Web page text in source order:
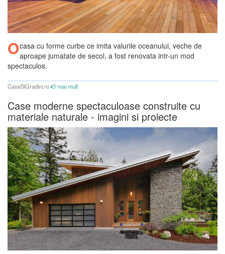
Ocasa cu forme curbe ce imita valurile oceanului, veche de
aproape jumatate de secol, a fost renovata intr-un mod
spectaculos.
CaseSiGradini.ro mai mult
Case moderne spectaculoase construite cu
materiale naturale - imagini si proiecte